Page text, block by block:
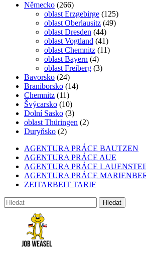
Německo (266)
oblast Erzgebirge (125)
oblast Oberlausitz (49)
oblast Dresden (44)
oblast Vogtland (41)
oblast Chemnitz (11)
oblast Bayern (4)
oblast Freiberg (3)
Bavorsko (24)
Braniborsko (14)
Chemnitz (11)
Švýcarsko (10)
Dolní Sasko (3)
oblast Thüringen (2)
Duryňsko (2)
AGENTURA PRÁCE BAUTZEN
AGENTURA PRÁCE AUE
AGENTURA PRÁCE
AGENTURA PRÁCE
ZEITARBEIT TARIF